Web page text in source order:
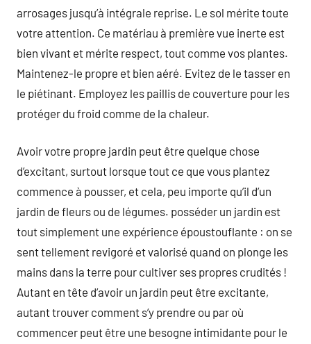
arrosages jusqu’à intégrale reprise. Le sol mérite toute
votre attention. Ce matériau à première vue inerte est
bien vivant et mérite respect, tout comme vos plantes.
Maintenez-le propre et bien aéré. Evitez de le tasser en
le piétinant. Employez les paillis de couverture pour les
protéger du froid comme de la chaleur.
Avoir votre propre jardin peut être quelque chose
d’excitant, surtout lorsque tout ce que vous plantez
commence à pousser, et cela, peu importe qu’il d’un
jardin de fleurs ou de légumes. posséder un jardin est
tout simplement une expérience époustouflante : on se
sent tellement revigoré et valorisé quand on plonge les
mains dans la terre pour cultiver ses propres crudités !
Autant en tête d’avoir un jardin peut être excitante,
autant trouver comment s’y prendre ou par où
commencer peut être une besogne intimidante pour le